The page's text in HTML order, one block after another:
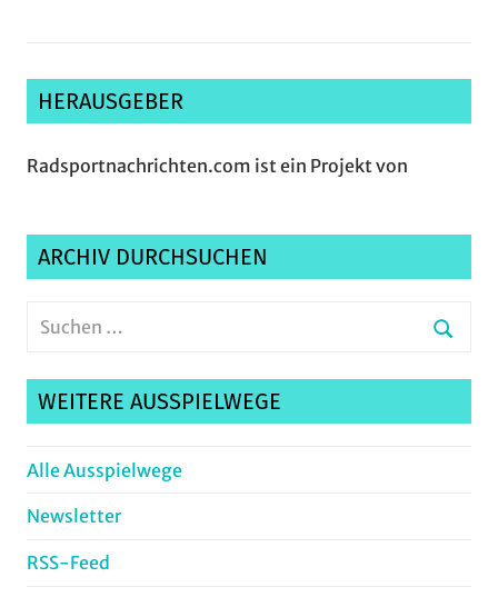
HERAUSGEBER
Radsportnachrichten.com ist ein Projekt von
ARCHIV DURCHSUCHEN
Suchen
WEITERE AUSSPIELWEGE
Alle Ausspielwege
Newsletter
RSS-Feed